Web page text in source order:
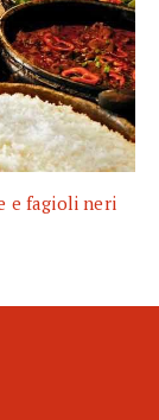
e fagioli neri